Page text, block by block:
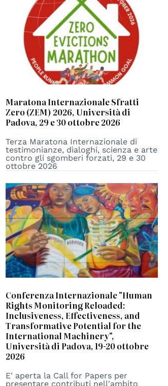
Maratona Internazionale Sfratti
Zero (ZEM) 2026, Università di
Padova, 29 e 30 ottobre 2026
Terza Maratona Internazionale di
testimonianze, dialoghi, scienza e arte
contro gli sgomberi forzati, 29 e 30
ottobre 2026
© Eva Bracamontes - ONU México ©️
“Todos los derechos, todas las personas"
Conferenza Internazionale "Human
Rights Monitoring Reloaded:
Inclusiveness, Effectiveness, and
Transformative Potential for the
International Machinery",
Università di Padova, 19-20 ottobre
2026
E' aperta la Call for Papers per
presentare contributi nell'ambito